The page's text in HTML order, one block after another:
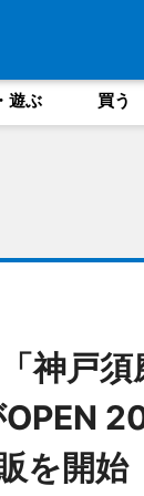
遊ぶ 買う
神戸
を開始